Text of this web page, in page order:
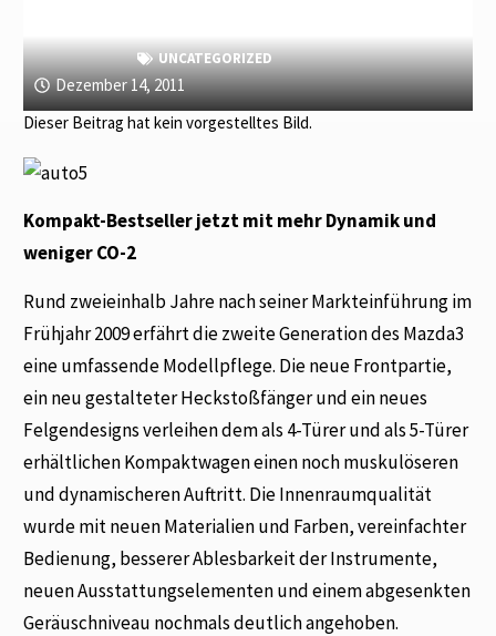
UNCATEGORIZED
Dezember 14, 2011
Dieser Beitrag hat kein vorgestelltes Bild.
Kompakt-Bestseller jetzt mit mehr Dynamik und
weniger CO-2
Rund zweieinhalb Jahre nach seiner Markteinführung im
Frühjahr 2009 erfährt die zweite Generation des Mazda3
eine umfassende Modellpflege. Die neue Frontpartie,
ein neu gestalteter Heckstoßfänger und ein neues
Felgendesigns verleihen dem als 4-Türer und als 5-Türer
erhältlichen Kompaktwagen einen noch muskulöseren
und dynamischeren Auftritt. Die Innenraumqualität
wurde mit neuen Materialien und Farben, vereinfachter
Bedienung, besserer Ablesbarkeit der Instrumente,
neuen Ausstattungselementen und einem abgesenkten
Geräuschniveau nochmals deutlich angehoben.